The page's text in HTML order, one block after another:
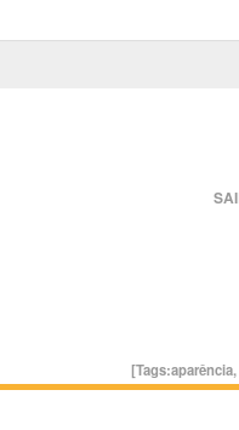
[Tags:aparência,